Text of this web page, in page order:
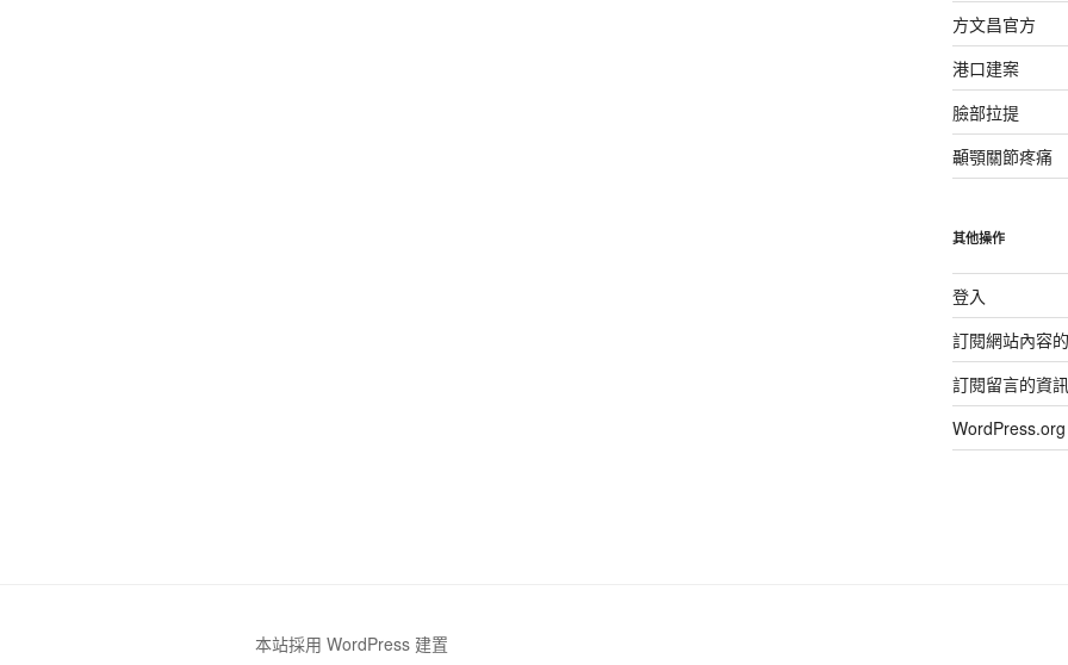
方文昌官方
港口建案
臉部拉提
顳顎關節疼痛
其他操作
登入
訂閱網站內容
訂閱留言的資
本站採用 WordPress 建置